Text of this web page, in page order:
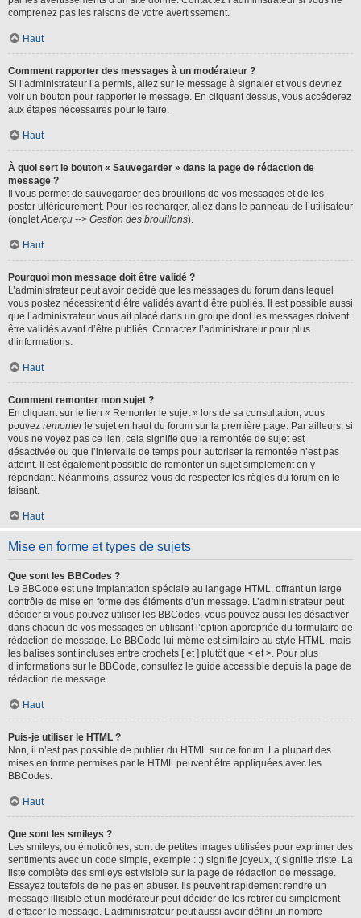
comprenez pas les raisons de votre avertissement.
Haut
Comment rapporter des messages à un modérateur ?
Si l’administrateur l’a permis, allez sur le message à signaler et vous devriez
voir un bouton pour rapporter le message. En cliquant dessus, vous accéderez
aux étapes nécessaires pour le faire.
Haut
À quoi sert le bouton « Sauvegarder » dans la page de rédaction de
message ?
Il vous permet de sauvegarder des brouillons de vos messages et de les
poster ultérieurement. Pour les recharger, allez dans le panneau de l’utilisateur
(ongletAperçu --> Gestion des brouillons).
Haut
Pourquoi mon message doit être validé ?
L’administrateur peut avoir décidé que les messages du forum dans lequel
vous postez nécessitent d’être validés avant d’être publiés. Il est possible aussi
que l’administrateur vous ait placé dans un groupe dont les messages doivent
être validés avant d’être publiés. Contactez l’administrateur pour plus
d’informations.
Haut
Comment remonter mon sujet ?
En cliquant sur le lien « Remonter le sujet » lors de sa consultation, vous
pouvez remonterle sujet en haut du forum sur la première page. Par ailleurs, si
vous ne voyez pas ce lien, cela signifie que la remontée de sujet est
désactivée ou que l’intervalle de temps pour autoriser la remontée n’est pas
atteint. Il est également possible de remonter un sujet simplement en y
répondant. Néanmoins, assurez-vous de respecter les règles du forum en le
faisant.
Haut
Mise en forme et types de sujets
Que sont les BBCodes ?
Le BBCode est une implantation spéciale au langage HTML, offrant un large
contrôle de mise en forme des éléments d’un message. L’administrateur peut
décider si vous pouvez utiliser les BBCodes, vous pouvez aussi les désactiver
dans chacun de vos messages en utilisant l’option appropriée du formulaire de
rédaction de message. Le BBCode lui-même est similaire au style HTML, mais
les balises sont incluses entre crochets [ et ] plutôt que < et >. Pour plus
d’informations sur le BBCode, consultez le guide accessible depuis la page de
rédaction de message.
Haut
Puis-je utiliser le HTML ?
Non, il n’est pas possible de publier du HTML sur ce forum. La plupart des
mises en forme permises par le HTML peuvent être appliquées avec les
BBCodes.
Haut
Que sont les smileys ?
Les smileys, ou émoticônes, sont de petites images utilisées pour exprimer des
sentiments avec un code simple, exemple : :) signifie joyeux, :( signifie triste. La
liste complète des smileys est visible sur la page de rédaction de message.
Essayez toutefois de ne pas en abuser. Ils peuvent rapidement rendre un
message illisible et un modérateur peut décider de les retirer ou simplement
d’effacer le message. L’administrateur peut aussi avoir défini un nombre